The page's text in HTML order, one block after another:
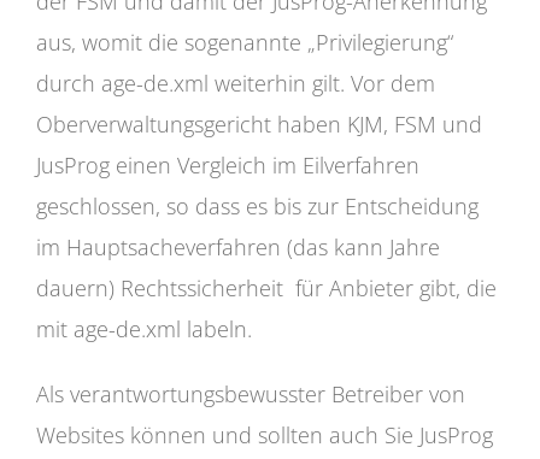
aus, womit die sogenannte „Privilegierung“
durch age-de.xml weiterhin gilt. Vor dem
Oberverwaltungsgericht haben KJM, FSM und
JusProg einen Vergleich im Eilverfahren
geschlossen, so dass es bis zur Entscheidung
im Hauptsacheverfahren (das kann Jahre
dauern) Rechtssicherheit für Anbieter gibt, die
mit age-de.xml labeln.
Als verantwortungsbewusster Betreiber von
Websites können und sollten auch Sie JusProg